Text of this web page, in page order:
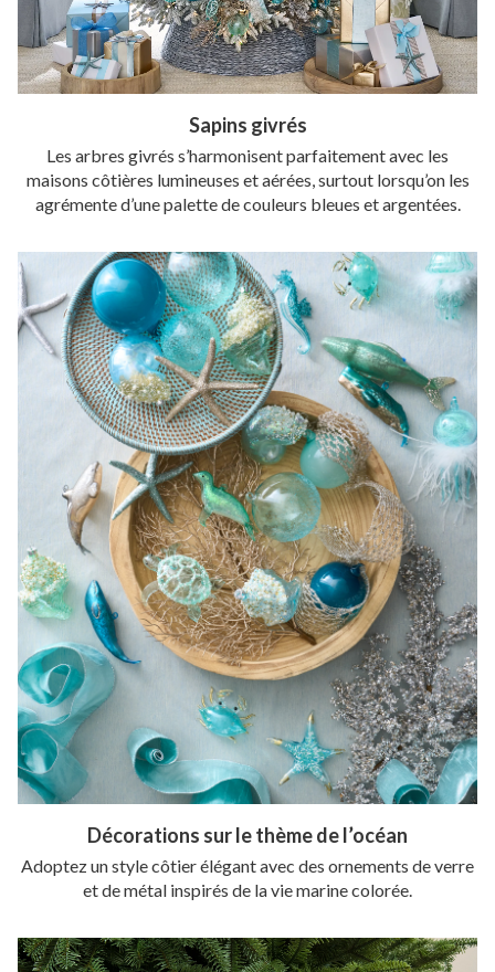
Sapins givrés
Les arbres givrés s’harmonisent parfaitement avec les
maisons côtières lumineuses et aérées, surtout lorsqu’on les
agrémente d’une palette de couleurs bleues et argentées.
Décorations sur le thème de l’océan
Adoptez un style côtier élégant avec des ornements de verre
et de métal inspirés de la vie marine colorée.